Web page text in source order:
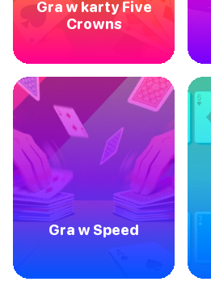
Gra w karty Five
Crowns
Gra w Speed